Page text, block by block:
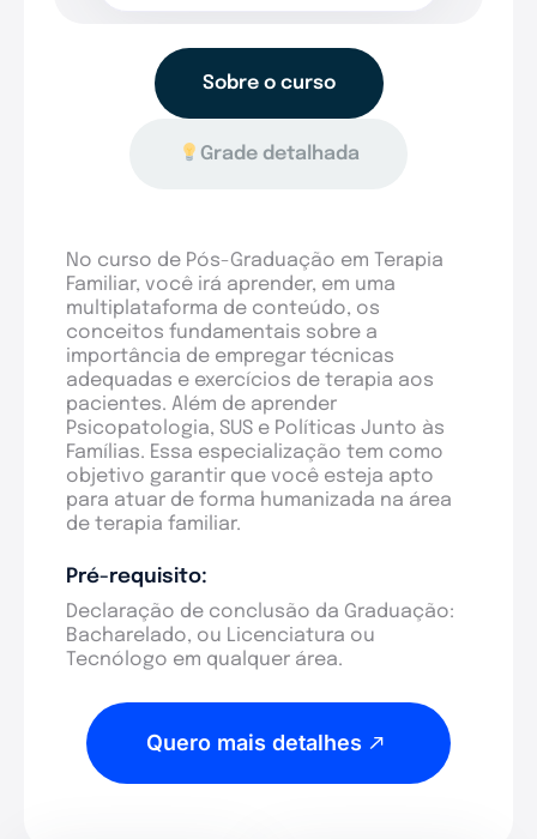
Sobre o curso
Grade detalhada
No curso de Pós-Graduação em Terapia
Familiar, você irá aprender, em uma
multiplataforma de conteúdo, os
conceitos fundamentais sobre a
importância de empregar técnicas
adequadas e exercícios de terapia aos
pacientes. Além de aprender
Psicopatologia, SUS e Políticas Junto às
Famílias. Essa especialização tem como
objetivo garantir que você esteja apto
para atuar de forma humanizada na área
de terapia familiar.
Pré-requisito:
Declaração de conclusão da Graduação:
Bacharelado, ou Licenciatura ou
Tecnólogo em qualquer área.
Quero mais detalhes